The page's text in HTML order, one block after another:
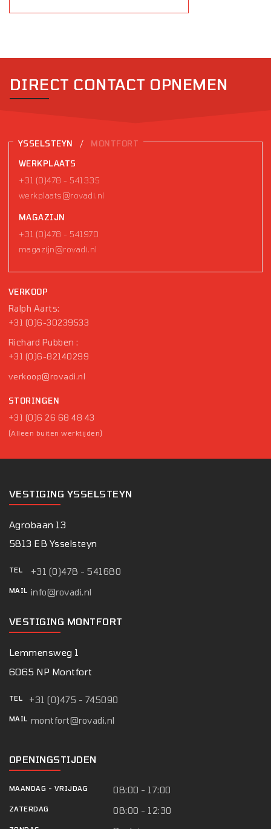
DIRECT CONTACT OPNEMEN
YSSELSTEYN / MONTFORT
WERKPLAATS
+31 (0)478 - 541335
werkplaats@rovadi.nl
MAGAZIJN
+31 (0)478 - 541970
magazijn@rovadi.nl
VERKOOP
Ralph Aarts:
+31 (0)6-30239533
Richard Pubben :
+31 (0)6-82140299
verkoop@rovadi.nl
STORINGEN
+31 (0)6 26 68 48 43
(Alleen buiten werktijden)
VESTIGING YSSELSTEYN
Agrobaan 13
5813 EB Ysselsteyn
TEL +31 (0)478 - 541680
MAIL info@rovadi.nl
VESTIGING MONTFORT
Lemmensweg 1
6065 NP Montfort
TEL +31 (0)475 - 745090
MAIL montfort@rovadi.nl
OPENINGSTIJDEN
MAANDAG - VRIJDAG 08:00 - 17:00
ZATERDAG 08:00 - 12:30